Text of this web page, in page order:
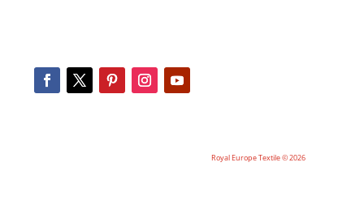
Royal Europe Textile © 2026